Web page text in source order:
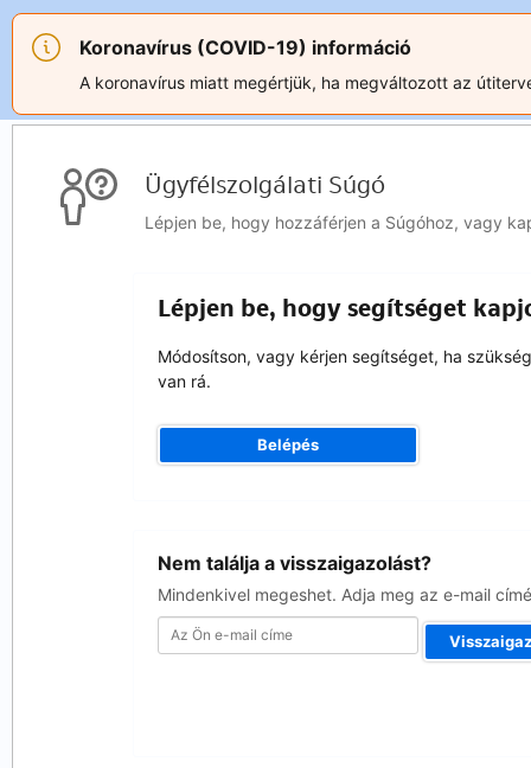
Koronavírus (COVID-19) információ
A koronavírus miatt megértjük, ha megváltozott az
Ügyfélszolgálati Súgó
Lépjen be, hogy hozzáférjen a Súgóhoz, vagy
Lépjen be, hogy segítséget
Módosítson, vagy kérjen segítséget, ha
van rá.
Belépés
Nem találja a visszaigazolást?
Mindenkivel megeshet. Adja meg az e-mail